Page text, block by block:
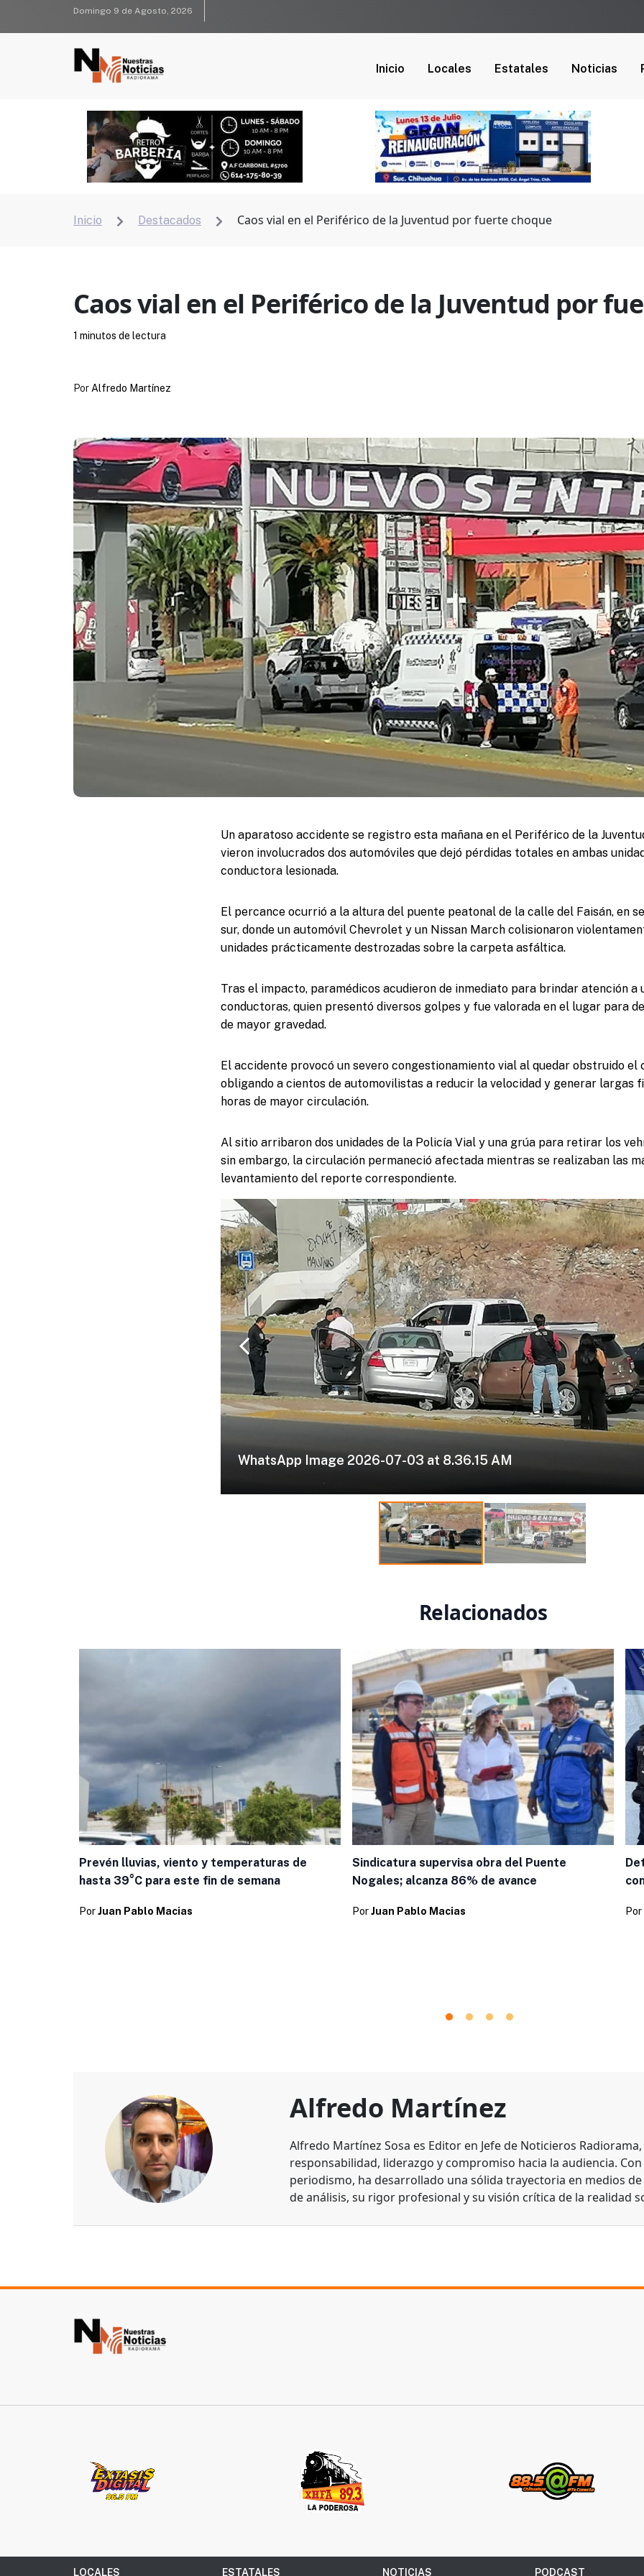
Domingo 9 de Agosto, 2026
Inicio Locales Estatales Noticias
Inicio  Destacados  Caos vial en el Periférico de la Juventud por fuerte choque
Caos vial en el Periférico de la Juventud por
Por Alfredo Martínez
1 minutos de lectura
Un aparatoso accidente se registro esta mañana en el Periférico de la
vieron involucrados dos automóviles que dejó pérdidas totales en ambas
conductora lesionada.
El percance ocurrió a la altura del puente peatonal de la calle del Faisán, en
sur, donde un automóvil Chevrolet y un Nissan March colisionaron
unidades prácticamente destrozadas sobre la carpeta asfáltica.
Tras el impacto, paramédicos acudieron de inmediato para brindar atención a
conductoras, quien presentó diversos golpes y fue valorada en el lugar para
de mayor gravedad.
El accidente provocó un severo congestionamiento vial al quedar obstruido el
obligando a cientos de automovilistas a reducir la velocidad y generar largas
horas de mayor circulación.
Al sitio arribaron dos unidades de la Policía Vial y una grúa para retirar los
sin embargo, la circulación permaneció afectada mientras se realizaban las
levantamiento del reporte correspondiente.
WhatsApp Image 2026-07-03 at 8.36.15 AM
chevron_left
Relacionados
Prevén lluvias, viento y temperaturas de
hasta 39°C para este fin de semana
PorJuan Pablo Macias
Sindicatura supervisa obra del Puente
Nogales; alcanza 86% de avance
PorJuan Pablo Macias Por
Alfredo Martínez
Alfredo Martínez Sosa es Editor en Jefe de Noticieros
responsabilidad, liderazgo y compromiso hacia la audiencia.
periodismo, ha desarrollado una sólida trayectoria en medios
de análisis, su rigor profesional y su visión crítica de la realidad
LOCALES ESTATALES NOTICIAS PODCAST